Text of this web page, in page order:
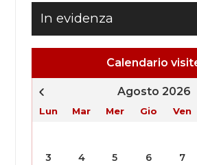
Calendario
Agosto 2026
Lun Mar Mer Gio Ven
3
4 5 6 7
In evidenza